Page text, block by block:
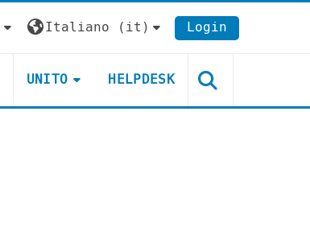
Italiano ‎(it)‎ Login
UNITO HELPDESK